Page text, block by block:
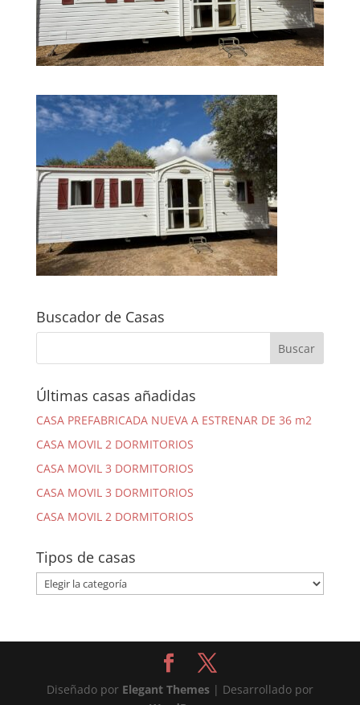
Buscador de Casas
Últimas casas añadidas
CASA PREFABRICADA NUEVA A ESTRENAR DE 36 m2
CASA MOVIL 2 DORMITORIOS
CASA MOVIL 3 DORMITORIOS
CASA MOVIL 3 DORMITORIOS
CASA MOVIL 2 DORMITORIOS
Tipos de casas
Tipos
de
Diseñado por Elegant Themes| Desarrollado por